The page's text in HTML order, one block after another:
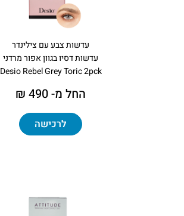
עדשות צבע עם צילינדר
עדשות דסיו בגוון אפור מרדני
Desio Rebel Grey Toric 2pck
החל מ- 490 ₪
לרכישה